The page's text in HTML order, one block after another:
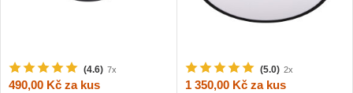
(4.6) 7x
490,00 Kč za kus
(5.0) 2x
1 350,00 Kčza kus